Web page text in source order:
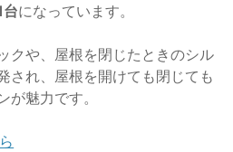
になっています。
クや、屋根を閉じたときのシル
され、屋根を開けても閉じても
が魅力です。